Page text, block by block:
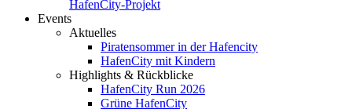
HafenCity-Projekt
Events
Aktuelles
Piratensommer in der Hafencity
HafenCity mit Kindern
Highlights & Rückblicke
HafenCity Run 2026
Grüne HafenCity